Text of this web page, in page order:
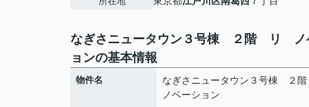
なぎさニュータウン３号棟 ２階 リ ノ
ョンの基本情報
物件名
なぎさニュータウン３号棟 ２
ノベーション